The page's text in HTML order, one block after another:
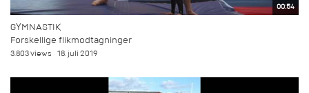
00:54
GYMNASTIK
Forskellige flikmodtagninger
3.803 views 18. juli 2019